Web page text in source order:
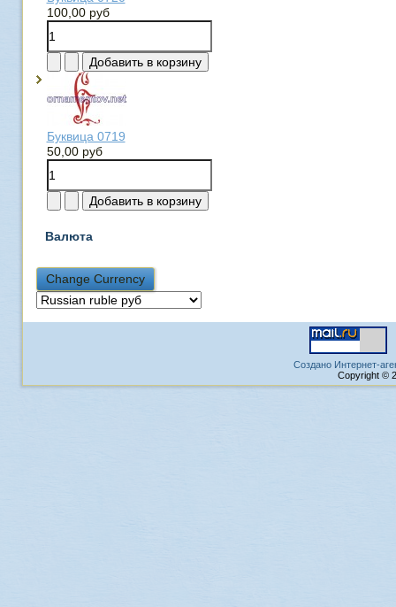
100,00 руб
Буквица 0719
50,00 руб
Валюта
Создано Интернет-
Copyright ©